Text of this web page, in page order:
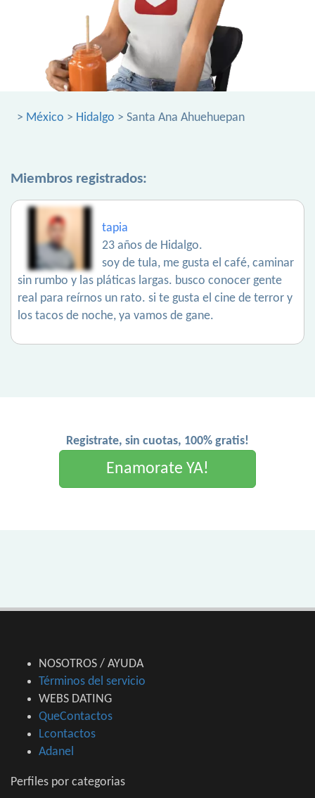
> México > Hidalgo > Santa Ana Ahuehuepan
Miembros registrados:
tapia
23 años de Hidalgo.
soy de tula, me gusta el café, caminar
sin rumbo y las pláticas largas. busco conocer gente
real para reírnos un rato. si te gusta el cine de terror y
los tacos de noche, ya vamos de gane.
Registrate, sin cuotas, 100% gratis!
Enamorate YA!
NOSOTROS / AYUDA
Términos del servicio
WEBS DATING
QueContactos
Lcontactos
Adanel
Perfiles por categorias